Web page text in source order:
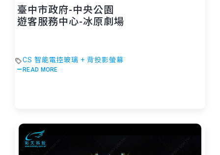
臺中市政府-中央公園
遊客服務中心-冰原劇場
CS 智能電控玻璃 + 背投影螢幕
READ MORE